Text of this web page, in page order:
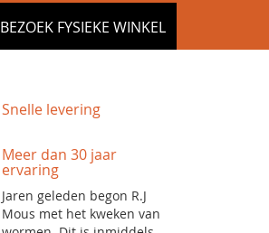
BEZOEK FYSIEKE WINKEL
Snelle levering
Meer dan 30 jaar
ervaring
Jaren geleden begon R.J
Mous met het kweken van